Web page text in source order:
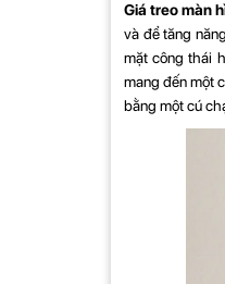
Giá treo màn
và để tăng
mặt công thái
mang đến một
bằng một cú